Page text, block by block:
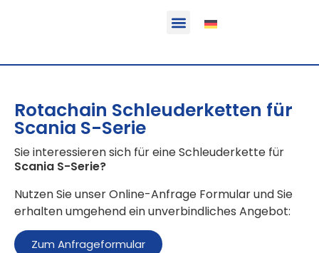
Rotachain Schleuderketten für
Scania S-Serie
Sie interessieren sich für eine Schleuderkette für
Scania S-Serie?
Nutzen Sie unser Online-Anfrage Formular und Sie
erhalten umgehend ein unverbindliches Angebot:
Zum Anfrageformular